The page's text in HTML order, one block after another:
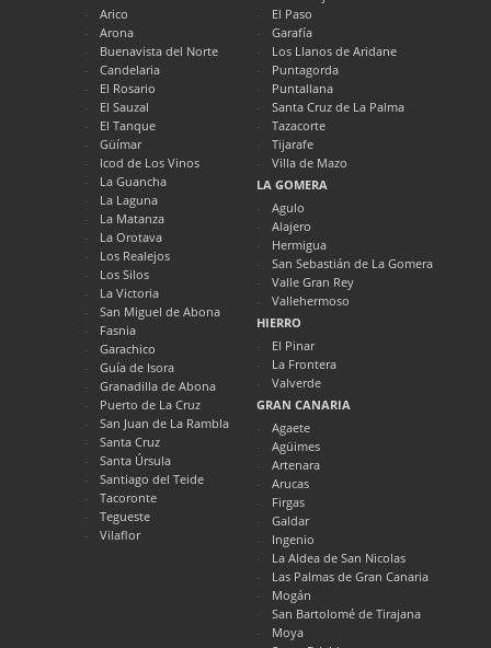
Arico
Arona
Buenavista del Norte
Candelaria
El Rosario
El Sauzal
El Tanque
Güímar
Icod de Los Vinos
La Guancha
La Laguna
La Matanza
La Orotava
Los Realejos
Los Silos
La Victoria
San Miguel de Abona
Fasnia
Garachico
Guía de Isora
Granadilla de Abona
Puerto de La Cruz
San Juan de La Rambla
Santa Cruz
Santa Úrsula
Santiago del Teide
Tacoronte
Tegueste
Vilaflor
El Paso
Garafía
Los Llanos de Aridane
Puntagorda
Puntallana
Santa Cruz de La Palma
Tazacorte
Tijarafe
Villa de Mazo
LA GOMERA
Agulo
Alajero
Hermigua
San Sebastián de La Gomera
Valle Gran Rey
Vallehermoso
HIERRO
El Pinar
La Frontera
Valverde
GRAN CANARIA
Agaete
Agüimes
Artenara
Arucas
Firgas
Galdar
Ingenio
La Aldea de San Nicolas
Las Palmas de Gran Canaria
Mogán
San Bartolomé de Tirajana
Moya